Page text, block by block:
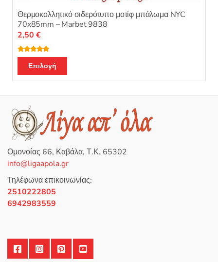
Θερμοκολλητικό σιδερότυπο μοτίφ μπάλωμα NYC
70x85mm – Marbet 9838
Βαθμολογή
θηκε με5.00
από 5
2,50 €
Επιλογή
το
έχει
παραλλαγές.
Οι
μπορούν
να
επιλεγούν
Ομονοίας 66, Καβάλα, Τ.Κ. 65302
info@ligaapola.gr
Τηλέφωνα επικοινωνίας:
2510222805
6942983559